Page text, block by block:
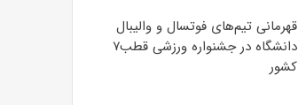
قهرمانی تیم‌های فوتسال و والیبال
دانشگاه در جشنواره ورزشی قطب۷
کشور